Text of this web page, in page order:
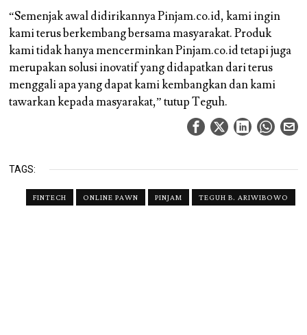
“Semenjak awal didirikannya Pinjam.co.id, kami ingin
kami terus berkembang bersama masyarakat. Produk
kami tidak hanya mencerminkan Pinjam.co.id tetapi juga
merupakan solusi inovatif yang didapatkan dari terus
menggali apa yang dapat kami kembangkan dan kami
tawarkan kepada masyarakat,” tutup Teguh.
TAGS:
FINTECH ONLINE PAWN PINJAM TEGUH B. ARIWIBOWO